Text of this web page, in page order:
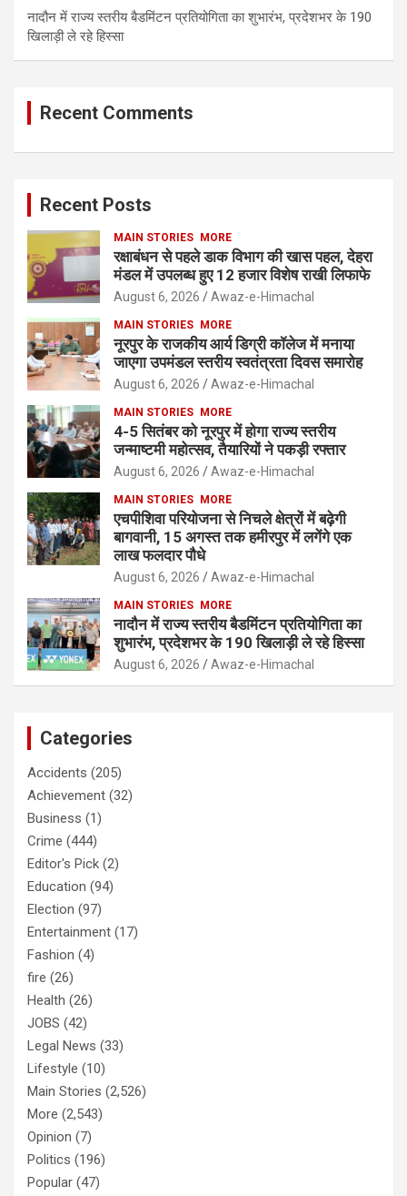
नादौन में राज्य स्तरीय बैडमिंटन प्रतियोगिता का शुभारंभ, प्रदेशभर के 190
खिलाड़ी ले रहे हिस्सा
Recent Comments
Recent Posts
MAIN STORIES MORE
रक्षाबंधन से पहले डाक विभाग की खास पहल, देहरा
मंडल में उपलब्ध हुए 12 हजार विशेष राखी लिफाफे
August 6, 2026 Awaz-e-Himachal
MAIN STORIES MORE
नूरपुर के राजकीय आर्य डिग्री कॉलेज में मनाया
जाएगा उपमंडल स्तरीय स्वतंत्रता दिवस समारोह
August 6, 2026 Awaz-e-Himachal
MAIN STORIES MORE
4-5 सितंबर को नूरपुर में होगा राज्य स्तरीय
जन्माष्टमी महोत्सव, तैयारियों ने पकड़ी रफ्तार
August 6, 2026 Awaz-e-Himachal
MAIN STORIES MORE
एचपीशिवा परियोजना से निचले क्षेत्रों में बढ़ेगी
बागवानी, 15 अगस्त तक हमीरपुर में लगेंगे एक
लाख फलदार पौधे
August 6, 2026 Awaz-e-Himachal
MAIN STORIES MORE
नादौन में राज्य स्तरीय बैडमिंटन प्रतियोगिता का
शुभारंभ, प्रदेशभर के 190 खिलाड़ी ले रहे हिस्सा
August 6, 2026 Awaz-e-Himachal
Categories
Accidents (205)
Achievement (32)
Business (1)
Crime (444)
Editor's Pick (2)
Education (94)
Election (97)
Entertainment (17)
Fashion (4)
fire (26)
Health (26)
JOBS (42)
Legal News (33)
Lifestyle (10)
Main Stories (2,526)
More (2,543)
Opinion (7)
Politics (196)
Popular (47)